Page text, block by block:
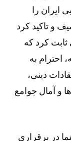
ایران را
و تاکید کرد
کرد که
احترام به
دینی،
و آمال جوامع
در برقراری